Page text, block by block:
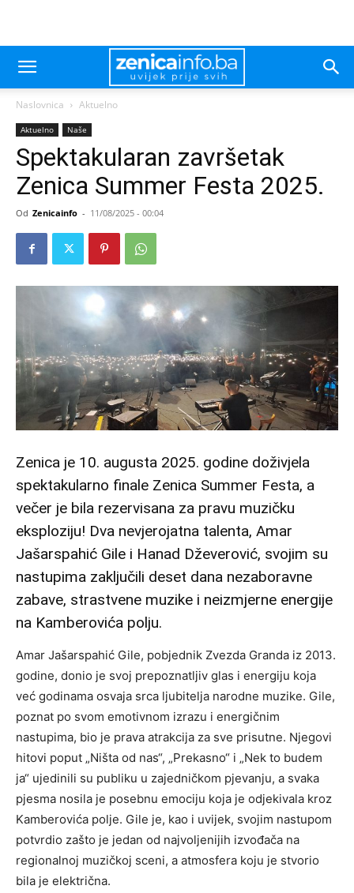
Naslovnica Aktuelno
Aktuelno Naše
Spektakularan završetak
Zenica Summer Festa 2025.
Od Zenicainfo - 11/08/2025 - 00:04
Zenica je 10. augusta 2025. godine doživjela
spektakularno finale Zenica Summer Festa, a
večer je bila rezervisana za pravu muzičku
eksploziju! Dva nevjerojatna talenta, Amar
Jašarspahić Gile i Hanad Dževerović, svojim su
nastupima zaključili deset dana nezaboravne
zabave, strastvene muzike i neizmjerne energije
na Kamberovića polju.
Amar Jašarspahić Gile, pobjednik Zvezda Granda iz 2013.
godine, donio je svoj prepoznatljiv glas i energiju koja
već godinama osvaja srca ljubitelja narodne muzike. Gile,
poznat po svom emotivnom izrazu i energičnim
nastupima, bio je prava atrakcija za sve prisutne. Njegovi
hitovi poput „Ništa od nas“, „Prekasno“ i „Nek to budem
ja“ ujedinili su publiku u zajedničkom pjevanju, a svaka
pjesma nosila je posebnu emociju koja je odjekivala kroz
Kamberovića polje. Gile je, kao i uvijek, svojim nastupom
potvrdio zašto je jedan od najvoljenijih izvođača na
regionalnoj muzičkoj sceni, a atmosfera koju je stvorio
bila je električna.